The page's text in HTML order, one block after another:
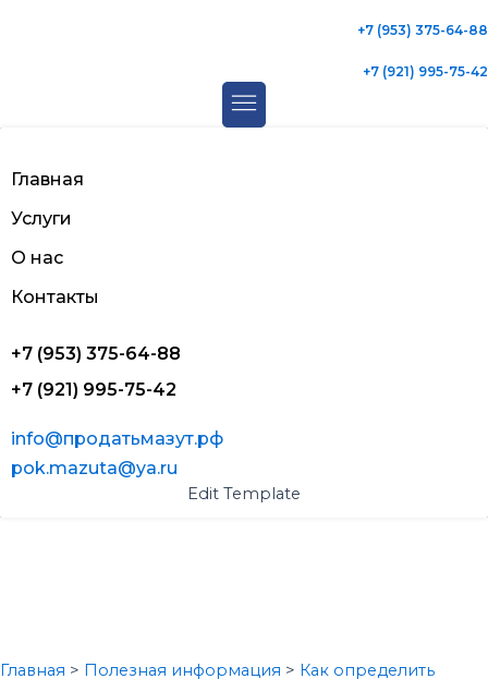
+7 (953) 375-64-88
+7 (921) 995-75-42
Главная
Услуги
О нас
Контакты
+7 (953) 375-64-88
+7 (921) 995-75-42
info@продатьмазут.рф
pok.mazuta@ya.ru
Edit Template
Главная > Полезная информация > Как определить